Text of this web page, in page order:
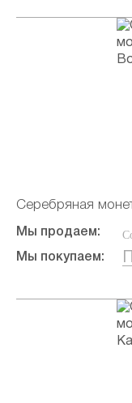
Серебряная
Мы продаем:
Мы покупаем: